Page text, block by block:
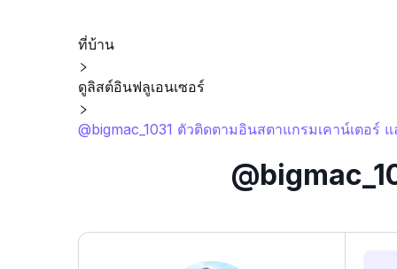
ที่บ้าน
ดูลิสต์อินฟลูเอนเซอร์
@bigmac_1031 ตัวติดตามอินสตาแกรมเคาน์เตอร์